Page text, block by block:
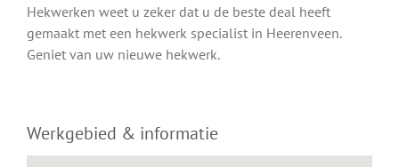
Hekwerken weet u zeker dat u de beste deal heeft
gemaakt met een hekwerk specialist in Heerenveen.
Geniet van uw nieuwe hekwerk.
Werkgebied & informatie